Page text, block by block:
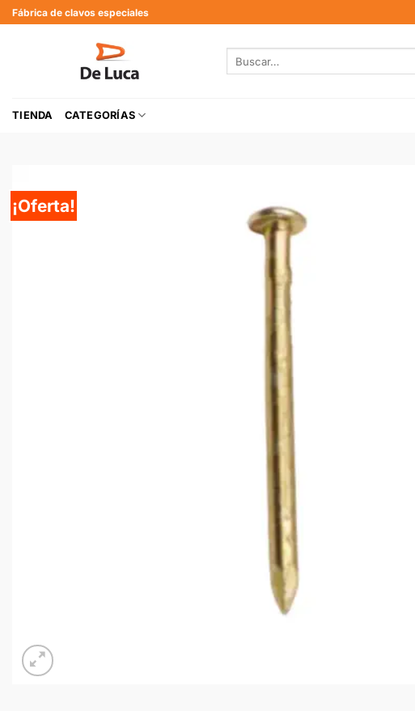
Fábrica de clavos especiales
TIENDA CATEGORÍAS
¡Oferta!